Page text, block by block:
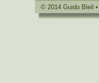
© 2014 Guido Bleil •